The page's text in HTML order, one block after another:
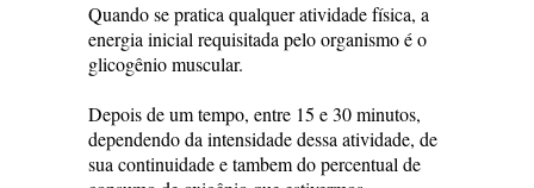
Quando se pratica qualquer atividade física, a
energia inicial requisitada pelo organismo é o
glicogênio muscular.
Depois de um tempo, entre 15 e 30 minutos,
dependendo da intensidade dessa atividade, de
sua continuidade e tambem do percentual de